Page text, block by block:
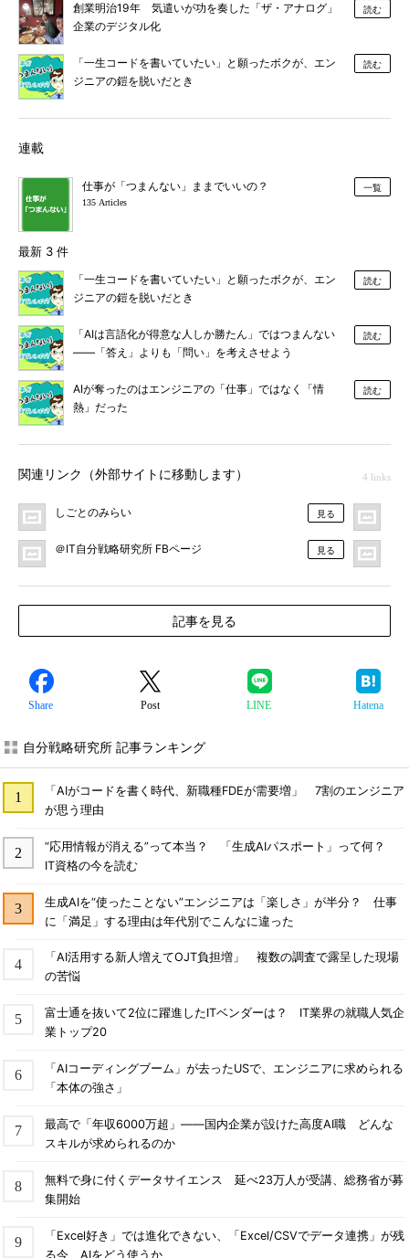
創業明治19年 気遣いが功を奏した「ザ・アナログ」
企業のデジタル化
読む
「一生コードを書いていたい」と願ったボクが、エン
ジニアの鎧を脱いだとき
読む
連載
仕事が「つまんない」ままでいいの？
135 Articles
一覧
最新 3 件
「一生コードを書いていたい」と願ったボクが、エン
ジニアの鎧を脱いだとき
読む
「AIは言語化が得意な人しか勝たん」ではつまんない
――「答え」よりも「問い」を考えさせよう
読む
AIが奪ったのはエンジニアの「仕事」ではなく「情
熱」だった
読む
関連リンク（外部サイトに移動します） 4 links
しごとのみらい 見る
＠IT自分戦略研究所 FBページ 見る
記事を見る
Share Post LINE Hatena
自分戦略研究所 記事ランキング
「AIがコードを書く時代、新職種FDEが需要増」 7割のエンジニア
が思う理由
“応用情報が消える”って本当？ 「生成AIパスポート」って何？
IT資格の今を読む
生成AIを“使ったことない”エンジニアは「楽しさ」が半分？ 仕事
に「満足」する理由は年代別でこんなに違った
「AI活用する新人増えてOJT負担増」 複数の調査で露呈した現場
の苦悩
富士通を抜いて2位に躍進したITベンダーは？ IT業界の就職人気企
業トップ20
「AIコーディングブーム」が去ったUSで、エンジニアに求められる
「本体の強さ」
最高で「年収6000万超」――国内企業が設けた高度AI職 どんな
スキルが求められるのか
無料で身に付くデータサイエンス 延べ23万人が受講、総務省が募
集開始
「Excel好き」では進化できない、「Excel/CSVでデータ連携」が残
る今、AIをどう使うか